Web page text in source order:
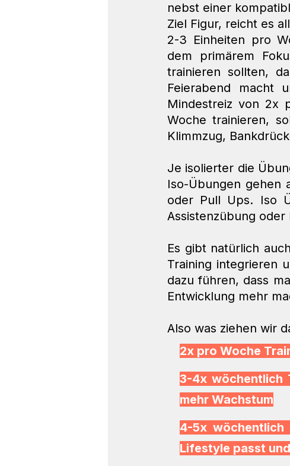
nebst einer
Ziel Figur, reicht es
2-3 Einheiten pro
dem primärem
trainieren sollten,
Feierabend macht
Mindestreiz von 2x
Woche trainieren,
Klimmzug,
Je isolierter die
Iso-Übungen gehen
oder Pull Ups. Iso
Assistenzübung
Es gibt natürlich
Training integrieren
dazu führen, dass
Entwicklung mehr
Also was ziehen wir
2x pro Woche
3-4x wöchentlich
mehr Wachstum
4-5x
Lifestyle passt